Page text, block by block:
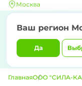
Москва
Ваш регион
Да
ГлавнаяООО "СИЛА-